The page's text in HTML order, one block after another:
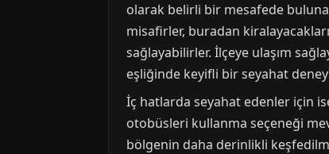
olarak belirli bir mesafede
misafirler, buradan
sağlayabilirler. İlçeye ulaşım
eşliğinde keyifli bir seyahat
İç hatlarda seyahat edenler için
otobüsleri kullanma seçeneği
bölgenin daha derinlikli